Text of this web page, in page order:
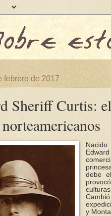
febrero de 2017
Sheriff Curtis:
debe
y